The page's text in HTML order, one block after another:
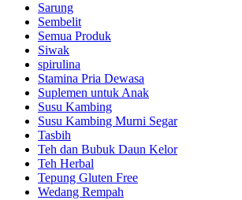
Sarung
Sembelit
Semua Produk
Siwak
spirulina
Stamina Pria Dewasa
Suplemen untuk Anak
Susu Kambing
Susu Kambing Murni Segar
Tasbih
Teh dan Bubuk Daun Kelor
Teh Herbal
Tepung Gluten Free
Wedang Rempah